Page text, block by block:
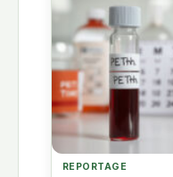
REPORTAGE